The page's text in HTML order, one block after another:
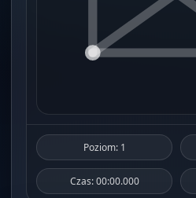
Poziom: 1
Czas: 00:00.000